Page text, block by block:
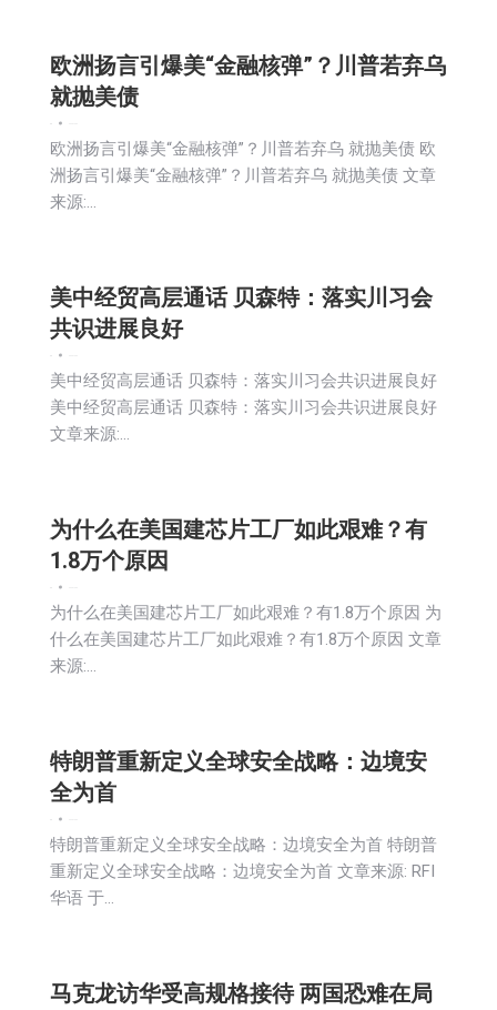
欧洲扬言引爆美“金融核弹”？川普若弃乌
就抛美债
欧洲扬言引爆美“金融核弹”？川普若弃乌 就抛美债 欧
洲扬言引爆美“金融核弹”？川普若弃乌 就抛美债 文章
来源:…
美中经贸高层通话 贝森特：落实川习会
共识进展良好
美中经贸高层通话 贝森特：落实川习会共识进展良好
美中经贸高层通话 贝森特：落实川习会共识进展良好
文章来源:…
为什么在美国建芯片工厂如此艰难？有
1.8万个原因
为什么在美国建芯片工厂如此艰难？有1.8万个原因 为
什么在美国建芯片工厂如此艰难？有1.8万个原因 文章
来源:…
特朗普重新定义全球安全战略：边境安
全为首
特朗普重新定义全球安全战略：边境安全为首 特朗普
重新定义全球安全战略：边境安全为首 文章来源: RFI
华语 于…
马克龙访华受高规格接待 两国恐难在局